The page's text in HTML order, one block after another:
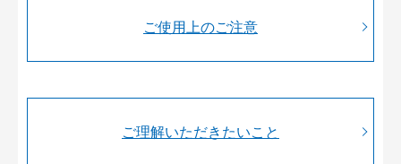
ご使用上のご注意
ご理解いただきたいこと